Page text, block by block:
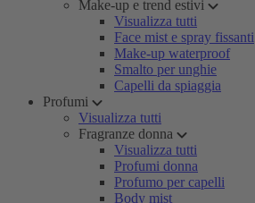
Make-up e trend estivi
Visualizza tutti
Face mist e spray fissanti
Make-up waterproof
Smalto per unghie
Capelli da spiaggia
Profumi
Visualizza tutti
Fragranze donna
Visualizza tutti
Profumi donna
Profumo per capelli
Body mist